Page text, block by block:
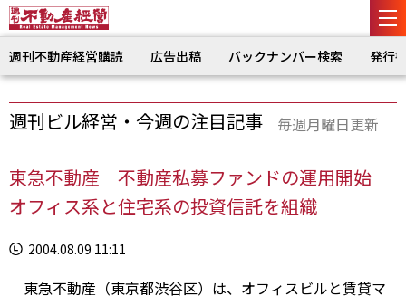
週刊不動産経営購読 広告出稿 バックナンバー検索 発行
週刊ビル経営・今週の注目記事 毎週月曜日更新
東急不動産 不動産私募ファンドの運用開始
オフィス系と住宅系の投資信託を組織
2004.08.09 11:11
東急不動産（東京都渋谷区）は、オフィスビルと賃貸マ